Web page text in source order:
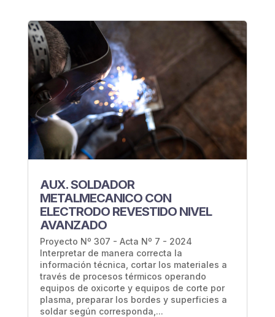
AUX. SOLDADOR
METALMECANICO CON
ELECTRODO REVESTIDO NIVEL
AVANZADO
Proyecto Nº 307 - Acta Nº 7 - 2024
Interpretar de manera correcta la
información técnica, cortar los materiales a
través de procesos térmicos operando
equipos de oxicorte y equipos de corte por
plasma, preparar los bordes y superficies a
soldar según corresponda,...